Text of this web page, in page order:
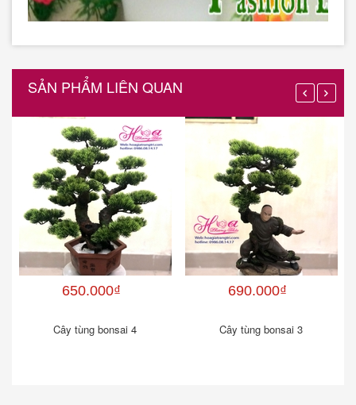
SẢN PHẨM LIÊN QUAN
650.000₫
Cây tùng bonsai 4
690.000₫
Cây tùng bonsai 3